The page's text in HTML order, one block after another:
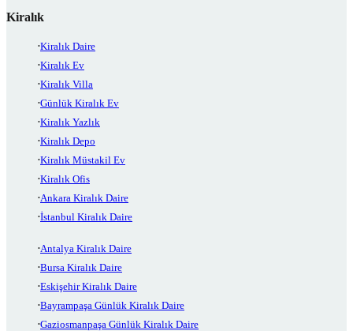
Kiralık
Kiralık Daire
Kiralık Ev
Kiralık Villa
Günlük Kiralık Ev
Kiralık Yazlık
Kiralık Depo
Kiralık Müstakil Ev
Kiralık Ofis
Ankara Kiralık Daire
İstanbul Kiralık Daire
Antalya Kiralık Daire
Bursa Kiralık Daire
Eskişehir Kiralık Daire
Bayrampaşa Günlük Kiralık Daire
Gaziosmanpaşa Günlük Kiralık Daire